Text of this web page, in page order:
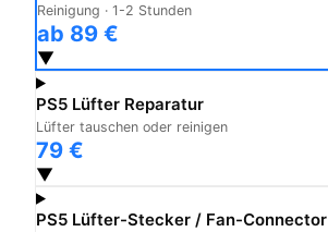
Reinigung · 1-2 Stunden
ab 89 €
▼
PS5 Lüfter Reparatur
Lüfter tauschen oder reinigen
79 €
▼
PS5 Lüfter-Stecker / Fan-Connector